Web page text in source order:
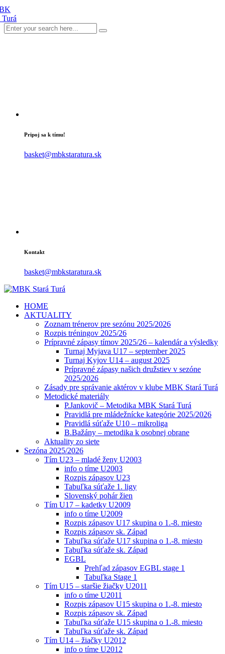
Pripoj sa k tímu!
basket@mbkstaratura.sk
Kontakt
basket@mbkstaratura.sk
HOME
AKTUALITY
Zoznam trénerov pre sezónu 2025/2026
Rozpis tréningov 2025/26
Prípravné zápasy tímov 2025/26 – kalendár a výsledky
Turnaj Myjava U17 – september 2025
Turnaj Kyjov U14 – august 2025
Prípravné zápasy našich družstiev v sezóne
2025/2026
Zásady pre správanie aktérov v klube MBK Stará Turá
Metodické materiály
P.Jankovič – Metodika MBK Stará Turá
Pravidlá pre mládežnícke kategórie 2025/2026
Pravidlá súťaže U10 – mikroliga
B.Bažány – metodika k osobnej obrane
Aktuality zo siete
Sezóna 2025/2026
Tím U23 – mladé ženy U2003
info o tíme U2003
Rozpis zápasov U23
Tabuľka súťaže 1. ligy
Slovenský pohár žien
Tím U17 – kadetky U2009
info o tíme U2009
Rozpis zápasov U17 skupina o 1.-8. miesto
Rozpis zápasov sk. Západ
Tabuľka súťaže U17 skupina o 1.-8. miesto
Tabuľka súťaže sk. Západ
EGBL
Prehľad zápasov EGBL stage 1
Tabuľka Stage 1
Tím U15 – staršie žiačky U2011
info o tíme U2011
Rozpis zápasov U15 skupina o 1.-8. miesto
Rozpis zápasov sk. Západ
Tabuľka súťaže U15 skupina o 1.-8. miesto
Tabuľka súťaže sk. Západ
Tím U14 – žiačky U2012
info o tíme U2012